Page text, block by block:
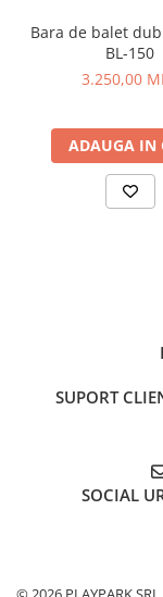
Pentru a
Echipamente
Bara de balet
BL-150
3.250,00
ADAUGA IN
SUPORT
SOCIAL